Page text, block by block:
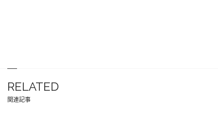
RELATED
関連記事